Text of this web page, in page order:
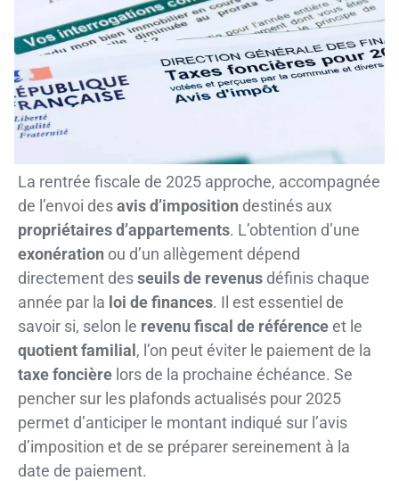
La rentrée fiscale de 2025 approche, accompagnée
de l’envoi desavis d’imposition destinés aux
propriétaires d’appartements. L’obtention d’une
exonération ou d’un allègement dépend
directement desseuils de revenus définis chaque
année par la loi de finances. Il est essentiel de
savoir si, selon le revenu fiscal de référenceet le
quotient familial, l’on peut éviter le paiement de la
taxe foncière lors de la prochaine échéance. Se
pencher sur les plafonds actualisés pour 2025
permet d’anticiper le montant indiqué sur l’avis
d’imposition et de se préparer sereinement à la
date de paiement.